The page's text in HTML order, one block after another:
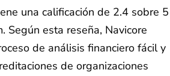
una calificación de 2.4 sobre 5
Según esta reseña, Navicore
de análisis financiero fácil y
de organizaciones